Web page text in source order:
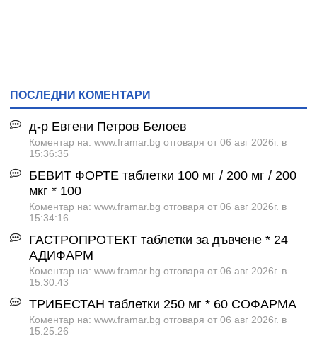
ПОСЛЕДНИ КОМЕНТАРИ
д-р Евгени Петров Белоев
Коментар на: www.framar.bg отговаря от 06 авг 2026г. в
15:36:35
БЕВИТ ФОРТЕ таблетки 100 мг / 200 мг / 200
мкг * 100
Коментар на: www.framar.bg отговаря от 06 авг 2026г. в
15:34:16
ГАСТРОПРОТЕКТ таблетки за дъвчене * 24
АДИФАРМ
Коментар на: www.framar.bg отговаря от 06 авг 2026г. в
15:30:43
ТРИБЕСТАН таблетки 250 мг * 60 СОФАРМА
Коментар на: www.framar.bg отговаря от 06 авг 2026г. в
15:25:26